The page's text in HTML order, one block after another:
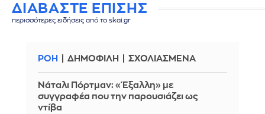
ΔΙΑΒΑΣΤΕ ΕΠΙΣΗΣ
περισσότερες ειδήσεις από το skai.gr
ΡΟΗ ΔΗΜΟΦΙΛΗ ΣΧΟΛΙΑΣΜΕΝΑ
Νάταλι Πόρτμαν: «Έξαλλη» με
συγγραφέα που την παρουσιάζει ως
ντίβα